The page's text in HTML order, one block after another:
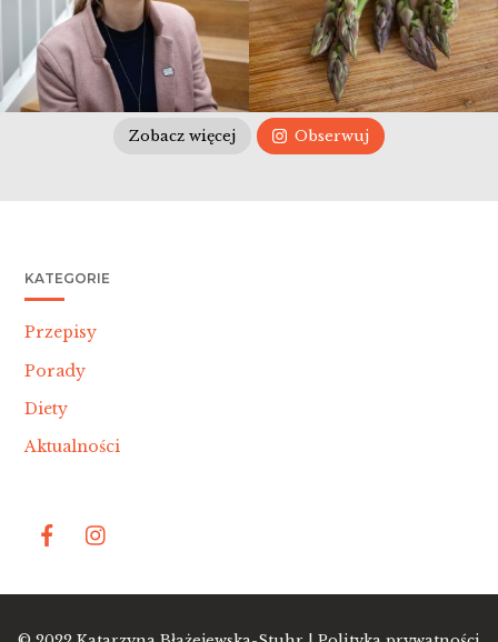
Zobacz więcej Obserwuj
KATEGORIE
Przepisy
Porady
Diety
Aktualności